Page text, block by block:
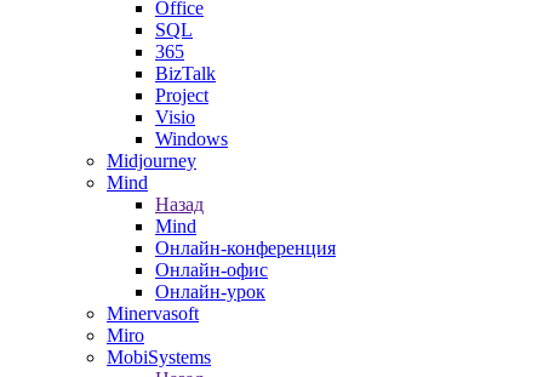
Office
SQL
365
BizTalk
Project
Visio
Windows
Midjourney
Mind
Назад
Mind
Онлайн-конференция
Онлайн-офис
Онлайн-урок
Minervasoft
Miro
MobiSystems